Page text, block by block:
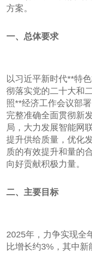
方案。
一、总体要求
以习近平新时代**特
彻落实党的二十大和
照**经济工作会议部
完整准确全面贯彻新
局，大力发展智能网
提升供给质量，优化
质的有效提升和量的
向好贡献积极力量。
二、主要目标
2025年，力争实现全
比增长约3%，其中新